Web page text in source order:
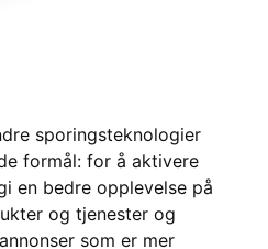
sporingsteknologier
formål: for å aktivere
en bedre opplevelse på
og tjenester og
som er mer